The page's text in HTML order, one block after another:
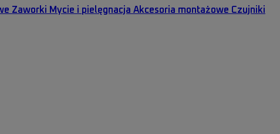
Zaworki Mycie i pielęgnacja Akcesoria montażowe Czujniki